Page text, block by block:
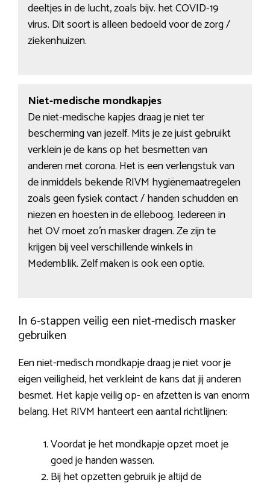
deeltjes in de lucht, zoals bijv. het COVID-19
virus. Dit soort is alleen bedoeld voor de zorg /
ziekenhuizen.
Niet-medische mondkapjes
De niet-medische kapjes draag je niet ter
bescherming van jezelf. Mits je ze juist gebruikt
verklein je de kans op het besmetten van
anderen met corona. Het is een verlengstuk van
de inmiddels bekende RIVM hygiënemaatregelen
zoals geen fysiek contact / handen schudden en
niezen en hoesten in de elleboog. Iedereen in
het OV moet zo’n masker dragen. Ze zijn te
krijgen bij veel verschillende winkels in
Medemblik. Zelf maken is ook een optie.
In 6-stappen veilig een niet-medisch masker
gebruiken
Een niet-medisch mondkapje draag je niet voor je
eigen veiligheid, het verkleint de kans dat jij anderen
besmet. Het kapje veilig op- en afzetten is van enorm
belang. Het RIVM hanteert een aantal richtlijnen:
Voordat je het mondkapje opzet moet je
goed je handen wassen.
Bij het opzetten gebruik je altijd de